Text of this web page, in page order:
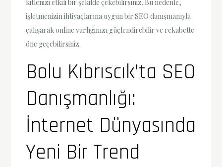
kitlenizi etkili bir şekilde çekebilirsiniz. Bu nedenle,
işletmenizin ihtiyaçlarına uygun bir SEO danışmanıyla
çalışarak online varlığınızı güçlendirebilir ve rekabette
öne geçebilirsiniz.
Bolu Kıbrıscık’ta SEO
Danışmanlığı:
İnternet Dünyasında
Yeni Bir Trend